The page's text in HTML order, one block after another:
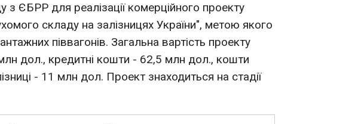
з ЄБРР для реалізації комерційного проекту
складу на залізницях України", метою якого
піввагонів. Загальна вартість проекту
дол., кредитні кошти - 62,5 млн дол., кошти
- 11 млн дол. Проект знаходиться на стадії